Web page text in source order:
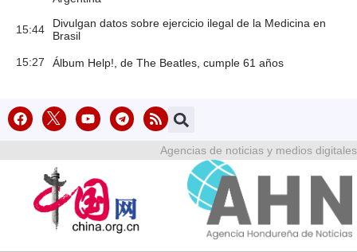
15:44
Divulgan datos sobre ejercicio ilegal de la Medicina en
Brasil
15:27 Álbum Help!, de The Beatles, cumple 61 años
Agencias de noticias y medios digitales